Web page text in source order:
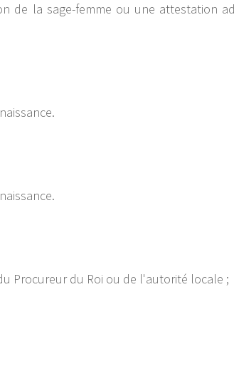
de la sage-femme ou une attestation
Procureur du Roi ou de l'autorité locale ;